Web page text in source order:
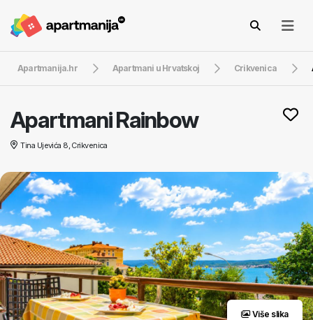
Apartmanija.hr Apartmani u Hrvatskoj Crikvenica
Apartmani Rainbow
Tina Ujevića 8, Crikvenica
Više slika